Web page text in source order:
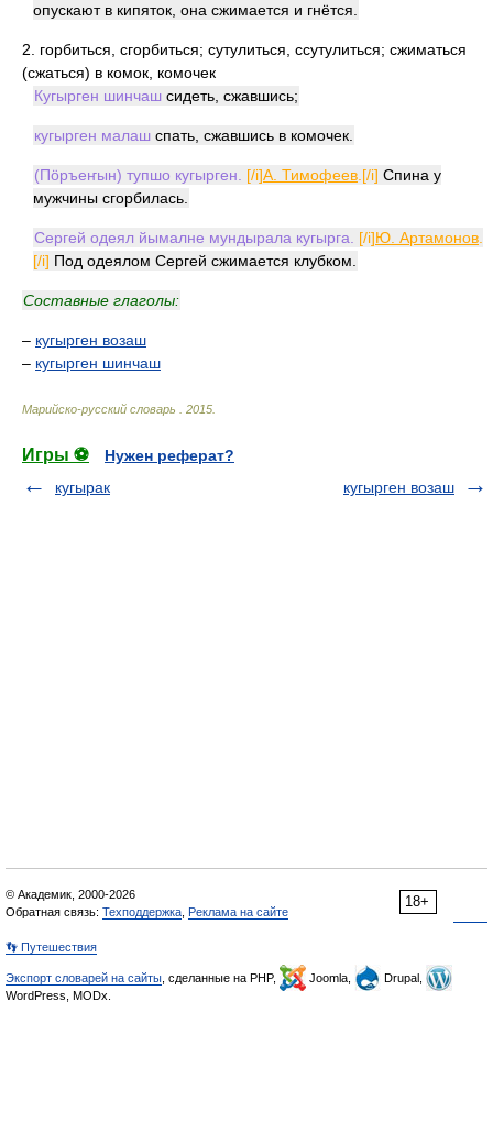
опускают в кипяток, она сжимается и гнётся.
2. горбиться, сгорбиться; сутулиться, ссутулиться; сжиматься
(сжаться) в комок, комочек
Кугырген шинчаш сидеть, сжавшись;
кугырген малаш спать, сжавшись в комочек.
(Пӧръеҥын) тупшо кугырген. [/i]А. Тимофеев .[/i] Спина у
мужчины сгорбилась.
Сергей одеял йымалне мундырала кугырга. [/i]Ю. Артамонов
[/i] Под одеялом Сергей сжимается клубком.
Составные глаголы:
– кугырген возаш
– кугырген шинчаш
Марийско-русский словарь 2015
Игры ⚽
Нужен реферат?
кугырак
кугырген возаш
18+
© Академик, 2000-2026
Обратная связь: Техподдержка Реклама на сайте
👣 Путешествия
Экспорт словарей на сайты , сделанные на PHP, Joomla,
Drupal,
WordPress, MODx.